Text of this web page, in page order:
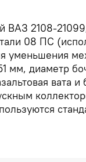
ВАЗ 2108-
08 ПС
уменьшения
мм, диаметр
вата